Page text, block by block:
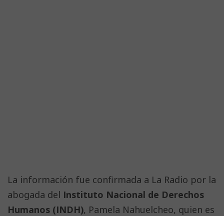
La información fue confirmada a La Radio por la
abogada del Instituto Nacional de Derechos
Humanos (INDH), Pamela Nahuelcheo, quien es